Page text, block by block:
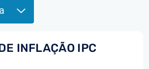
INFLAÇÃO IPC